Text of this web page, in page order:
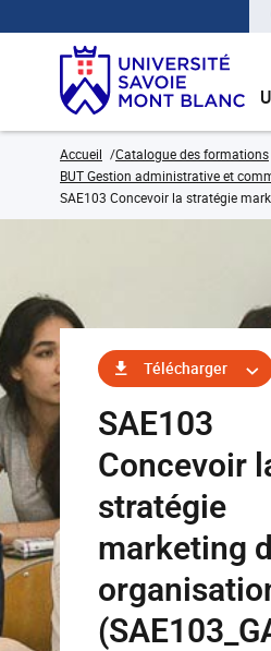
Accueil Catalogue des formations
BUT Gestion administrative et
SAE103 Concevoir la stratégie
Télécharger
SAE103
Concevoir
stratégie
marketing